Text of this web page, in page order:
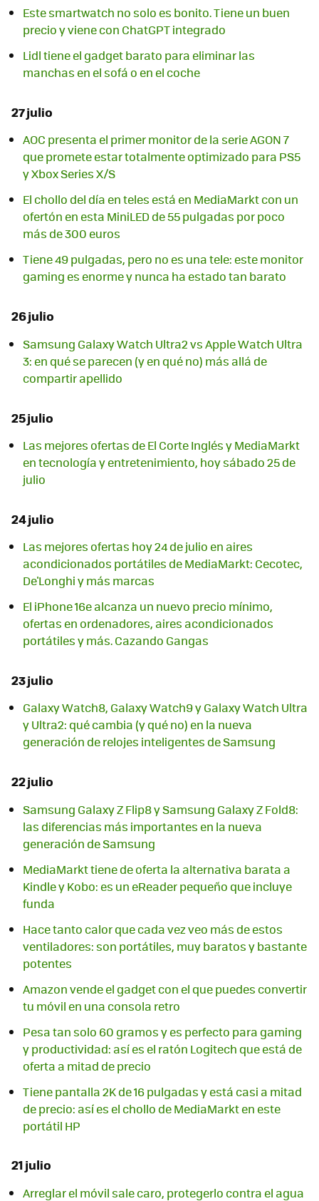
Este smartwatch no solo es bonito. Tiene un buen
precio y viene con ChatGPT integrado
Lidl tiene el gadget barato para eliminar las
manchas en el sofá o en el coche
27 julio
AOC presenta el primer monitor de la serie AGON 7
que promete estar totalmente optimizado para PS5
y Xbox Series X/S
El chollo del día en teles está en MediaMarkt con un
ofertón en esta MiniLED de 55 pulgadas por poco
más de 300 euros
Tiene 49 pulgadas, pero no es una tele: este monitor
gaming es enorme y nunca ha estado tan barato
26 julio
Samsung Galaxy Watch Ultra2 vs Apple Watch Ultra
3: en qué se parecen (y en qué no) más allá de
compartir apellido
25 julio
Las mejores ofertas de El Corte Inglés y MediaMarkt
en tecnología y entretenimiento, hoy sábado 25 de
julio
24 julio
Las mejores ofertas hoy 24 de julio en aires
acondicionados portátiles de MediaMarkt: Cecotec,
De'Longhi y más marcas
El iPhone 16e alcanza un nuevo precio mínimo,
ofertas en ordenadores, aires acondicionados
portátiles y más. Cazando Gangas
23 julio
Galaxy Watch8, Galaxy Watch9 y Galaxy Watch Ultra
y Ultra2: qué cambia (y qué no) en la nueva
generación de relojes inteligentes de Samsung
22 julio
Samsung Galaxy Z Flip8 y Samsung Galaxy Z Fold8:
las diferencias más importantes en la nueva
generación de Samsung
MediaMarkt tiene de oferta la alternativa barata a
Kindle y Kobo: es un eReader pequeño que incluye
funda
Hace tanto calor que cada vez veo más de estos
ventiladores: son portátiles, muy baratos y bastante
potentes
Amazon vende el gadget con el que puedes convertir
tu móvil en una consola retro
Pesa tan solo 60 gramos y es perfecto para gaming
y productividad: así es el ratón Logitech que está de
oferta a mitad de precio
Tiene pantalla 2K de 16 pulgadas y está casi a mitad
de precio: así es el chollo de MediaMarkt en este
portátil HP
21 julio
Arreglar el móvil sale caro, protegerlo contra el agua